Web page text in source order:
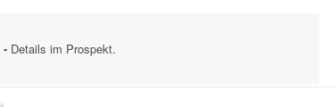
- Details im Prospekt.